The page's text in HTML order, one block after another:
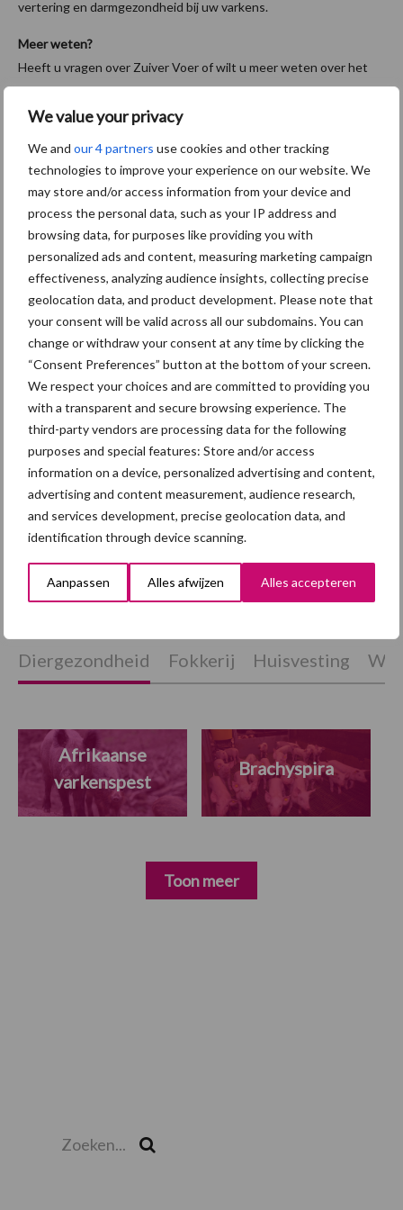
We value your privacy
We and our 4 partners use cookies and other tracking
technologies to improve your experience on our website. We
may store and/or access information from your device and
process the personal data, such as your IP address and
browsing data, for purposes like providing you with
personalized ads and content, measuring marketing campaign
effectiveness, analyzing audience insights, collecting precise
geolocation data, and product development. Please note that
your consent will be valid across all our subdomains. You can
change or withdraw your consent at any time by clicking the
“Consent Preferences” button at the bottom of your screen.
We respect your choices and are committed to providing you
with a transparent and secure browsing experience. The
third-party vendors are processing data for the following
purposes and special features: Store and/or access
information on a device, personalized advertising and content,
advertising and content measurement, audience research,
and services development, precise geolocation data, and
identification through device scanning.
Aanpassen Alles afwijzen Alles accepteren
vertering en darmgezondheid bij uw varkens.
Meer weten?
Heeft u vragen over Zuiver Voer of wilt u meer weten over het
assortiment van AR? Neem dan gerust contact op met AR
verkoopleider varkens Gerben Klein Lebbink, telefoon 06-
Aanbevolen voor jou!
Van onze partner AgruniekRijnvallei
Unieke combinatie
grondstoffen in AR-
biggenvoeders
Van onze partner AgruniekRijnvallei
AgruniekRijnvallei en De
Valk Wekerom:
Samenwerking in
biologische voeders
Van onze partner AgruniekRijnvallei
Pak PIA aan met StructoVit
Diergezondheid Fokkerij Huisvesting
Afrikaanse
varkenspest
Brachyspira
Toon meer